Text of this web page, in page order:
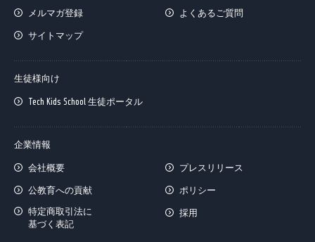
メルマガ登録 よくあるご質問
サイトマップ
生徒様向け
Tech Kids School 生徒ポータル
企業情報
会社概要 プレスリリース
公教育への貢献
ポリシー
特定商取引法に
基づく表記
採用